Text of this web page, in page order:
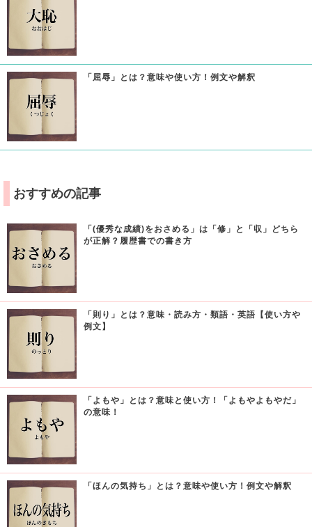
「屈辱」とは？意味や使い方！例文や解釈
おすすめの記事
「(優秀な成績)をおさめる」は「修」と「収」どちら
が正解？履歴書での書き方
「則り」とは？意味・読み方・類語・英語【使い方や
例文】
「よもや」とは？意味と使い方！「よもやよもやだ」
の意味！
「ほんの気持ち」とは？意味や使い方！例文や解釈